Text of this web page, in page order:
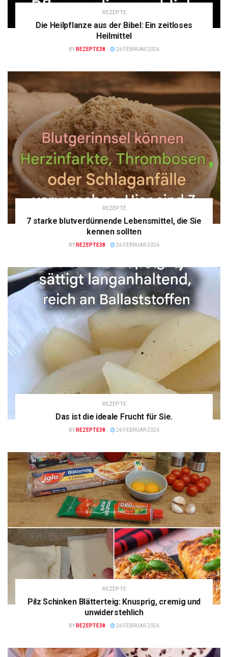
REZEPTE
Die Heilpflanze aus der Bibel: Ein zeitloses
Heilmittel
BY REZEPTE38 26 FEBRUAR 2026
REZEPTE
7 starke blutverdünnende Lebensmittel, die Sie
kennen sollten
BY REZEPTE38 26 FEBRUAR 2026
REZEPTE
Das ist die ideale Frucht für Sie.
BY REZEPTE38 26 FEBRUAR 2026
REZEPTE
Pilz Schinken Blätterteig: Knusprig, cremig und
unwiderstehlich
BY REZEPTE38 26 FEBRUAR 2026